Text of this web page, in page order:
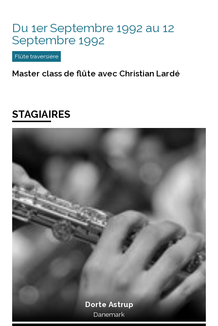
Du 1er Septembre 1992 au 12
Septembre 1992
Flûte traversière
Master class de flûte avec Christian Lardé
STAGIAIRES
Dorte Astrup
Danemark